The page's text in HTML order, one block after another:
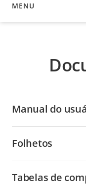
MENU
DOCUMENTAÇÃO
Manual do
Folhetos
Tabelas de